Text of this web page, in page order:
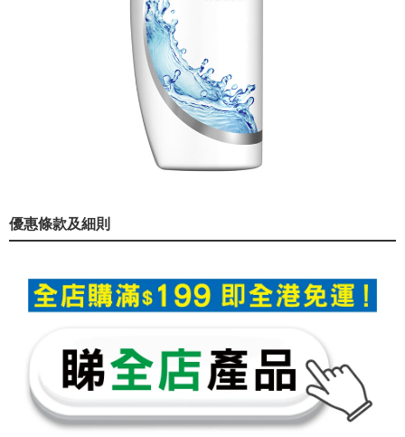
優惠條款及細則